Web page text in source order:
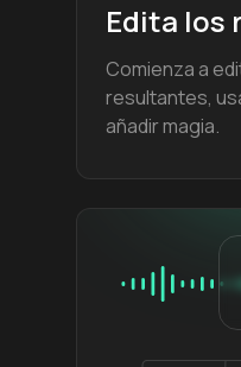
Edita los
Comienza a
resultantes,
añadir magia.